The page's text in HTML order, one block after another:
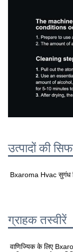
उत्पादों की
Bxaroma Hvac सुगंध
ग्राहक तस्वीरें
वाणिज्यिक के लिए